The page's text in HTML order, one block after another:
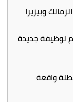
وبيزيرا
لوظيفة جديدة
واقعة